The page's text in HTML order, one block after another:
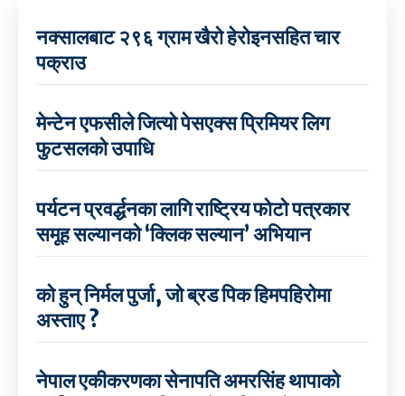
नक्सालबाट २९६ ग्राम खैरो हेरोइनसहित चार
पक्राउ
मेन्टेन एफसीले जित्यो पेसएक्स प्रिमियर लिग
फुटसलको उपाधि
पर्यटन प्रवर्द्धनका लागि राष्ट्रिय फोटो पत्रकार
समूह सल्यानको ‘क्लिक सल्यान’ अभियान
को हुन् निर्मल पुर्जा, जो ब्रड पिक हिमपहिरोमा
अस्ताए ?
नेपाल एकीकरणका सेनापति अमरसिंह थापाको